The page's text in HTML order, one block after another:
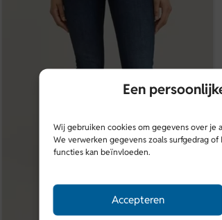
Een
Wij gebruiken cookies om gegevens over je
We verwerken gegevens zoals surfgedrag
functies kan beïnvloeden.
Accepteren